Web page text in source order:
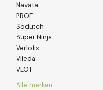
Navata
PROF
Sodutch
Super Ninja
Verlofix
Vileda
VLOT
Alle merken